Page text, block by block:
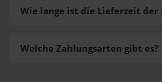
Welche Zahlungsarten gibt es?
Wie lange ist die Lieferzeit der